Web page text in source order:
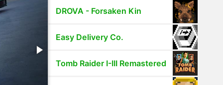
DROVA - Forsaken Kin
Easy Delivery Co.
Tomb Raider I-III Remastered